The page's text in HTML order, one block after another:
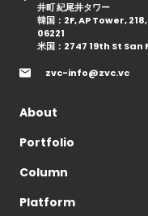
井町 紀尾井タワー
韓国：2F, AP Tower,
06221
米国：2747 19th St
zvc-info@zvc.vc
About
Portfolio
Column
Platform